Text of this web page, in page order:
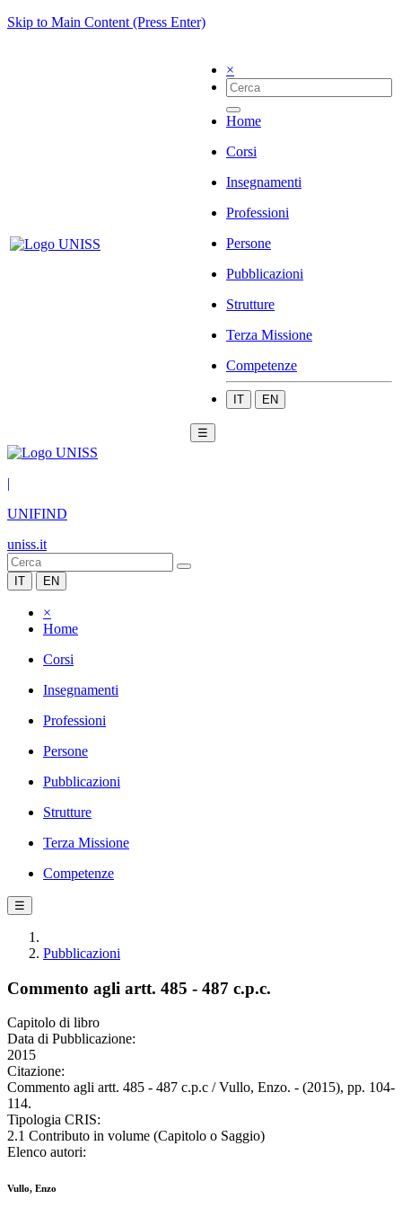
Skip to Main Content (Press Enter)
×
Home
Corsi
Insegnamenti
Professioni
Persone
Pubblicazioni
Strutture
Terza Missione
Competenze
IT EN
☰
|
UNIFIND
uniss.it
IT EN
×
Home
Corsi
Insegnamenti
Professioni
Persone
Pubblicazioni
Strutture
Terza Missione
Competenze
☰
Pubblicazioni
Commento agli artt. 485 - 487 c.p.c.
Capitolo di libro
Data di Pubblicazione:
2015
Citazione:
Commento agli artt. 485 - 487 c.p.c / Vullo, Enzo. - (2015), pp. 104-
114.
Tipologia CRIS:
2.1 Contributo in volume (Capitolo o Saggio)
Elenco autori:
Vullo, Enzo